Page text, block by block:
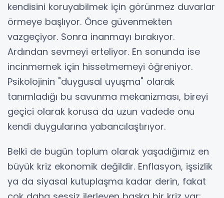
kendisini koruyabilmek için görünmez duvarlar
örmeye başlıyor. Önce güvenmekten
vazgeçiyor. Sonra inanmayı bırakıyor.
Ardından sevmeyi erteliyor. En sonunda ise
incinmemek için hissetmemeyi öğreniyor.
Psikolojinin "duygusal uyuşma" olarak
tanımladığı bu savunma mekanizması, bireyi
geçici olarak korusa da uzun vadede onu
kendi duygularına yabancılaştırıyor.
Belki de bugün toplum olarak yaşadığımız en
büyük kriz ekonomik değildir. Enflasyon, işsizlik
ya da siyasal kutuplaşma kadar derin, fakat